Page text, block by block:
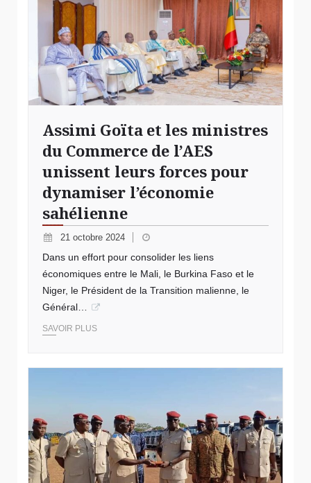
Assimi Goïta et les ministres
du Commerce de l’AES
unissent leurs forces pour
dynamiser l’économie
sahélienne
21 octobre 2024
Dans un effort pour consolider les liens
économiques entre le Mali, le Burkina Faso et le
Niger, le Président de la Transition malienne, le
Général…
SAVOIR PLUS